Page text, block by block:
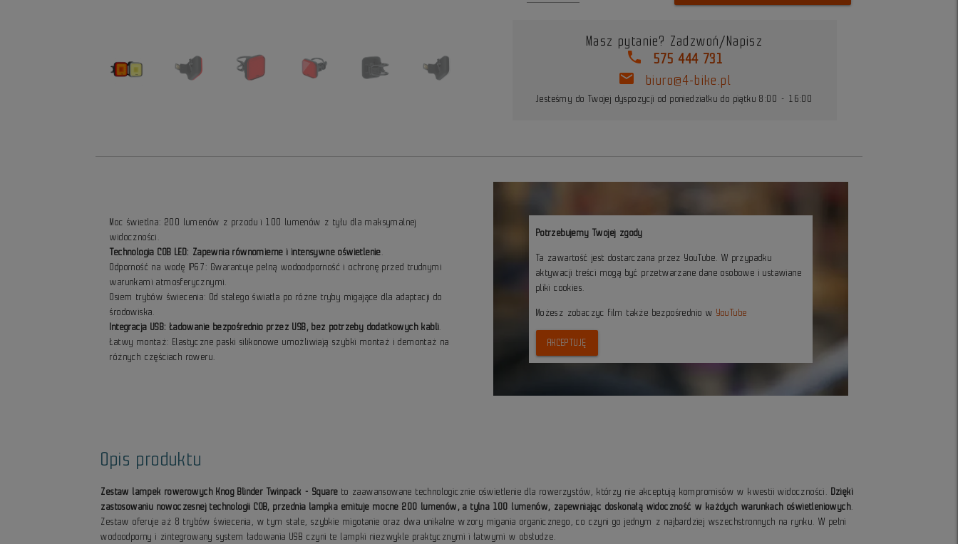
Masz pytanie? Zadzwoń/Napisz
phone 575 444 731
mail biuro@4-bike.pl
Jesteśmy do Twojej dyspozycji od poniedziałku do piątku 8:00 - 16:00
Moc świetlna: 200 lumenów z przodu i 100 lumenów z tyłu dla maksymalnej
widoczności.
Technologia COB LED: Zapewnia równomierne i intensywne oświetlenie.
Odporność na wodę IP67: Gwarantuje pełną wodoodporność i ochronę przed trudnymi
warunkami atmosferycznymi.
Osiem trybów świecenia: Od stałego światła po różne tryby migające dla adaptacji do
środowiska.
Integracja USB: Ładowanie bezpośrednio przez USB, bez potrzeby dodatkowych kabli.
Łatwy montaż: Elastyczne paski silikonowe umożliwiają szybki montaż i demontaż na
różnych częściach roweru.
Potrzebujemy Twojej zgody
Ta zawartość jest dostarczana przez YouTube. W przypadku
aktywacji treści mogą być przetwarzane dane osobowe i ustawiane
pliki cookies.
Możesz zobaczyc film także bezpośrednio w YouTube
AKCEPTUJĘ
Opis produktu
Zestaw lampek rowerowych Knog Blinder Twinpack - Square to zaawansowane technologicznie oświetlenie dla rowerzystów, którzy nie akceptują kompromisów w kwestii widoczności. Dzięki
zastosowaniu nowoczesnej technologii COB, przednia lampka emituje mocne 200 lumenów, a tylna 100 lumenów, zapewniając doskonałą widoczność w każdych warunkach oświetleniowych.
Zestaw oferuje aż 8 trybów świecenia, w tym stałe, szybkie migotanie oraz dwa unikalne wzory migania organicznego, co czyni go jednym z najbardziej wszechstronnych na rynku. W pełni
wodoodporny i zintegrowany system ładowania USB czyni te lampki niezwykle praktycznymi i łatwymi w obsłudze.